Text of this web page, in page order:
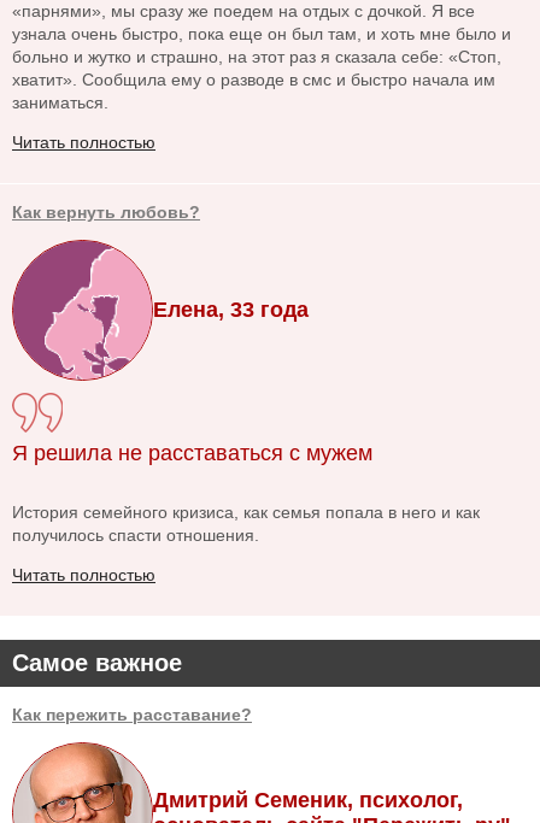
Самое важное
Как пережить расставание?
Дмитрий Семеник, психолог,
«парнями», мы сразу же поедем на отдых с дочкой. Я все
узнала очень быстро, пока еще он был там, и хоть мне было и
больно и жутко и страшно, на этот раз я сказала себе: «Стоп,
хватит». Сообщила ему о разводе в смс и быстро начала им
заниматься.
Читать полностью
Как вернуть любовь?
Елена, 33 года
Я решила не расставаться с мужем
История семейного кризиса, как семья попала в него и как
получилось спасти отношения.
Читать полностью